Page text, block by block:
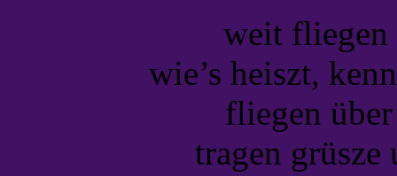
weit fliegen
wie’s heiszt,
fliegen
tragen